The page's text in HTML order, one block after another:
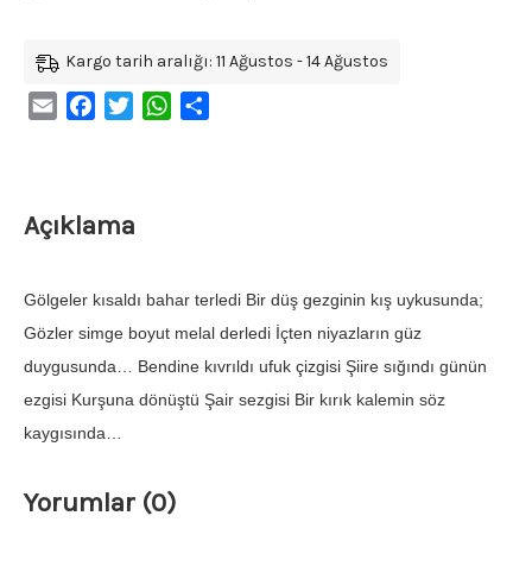
Kargo tarih aralığı: 11 Ağustos - 14 Ağustos
Email FacebookTwitterWhatsApp
Açıklama
Gölgeler kısaldı bahar terledi Bir düş gezginin kış uykusunda;
Gözler simge boyut melal derledi İçten niyazların güz
duygusunda… Bendine kıvrıldı ufuk çizgisi Şiire sığındı günün
ezgisi Kurşuna dönüştü Şair sezgisi Bir kırık kalemin söz
kaygısında…
Yorumlar (0)